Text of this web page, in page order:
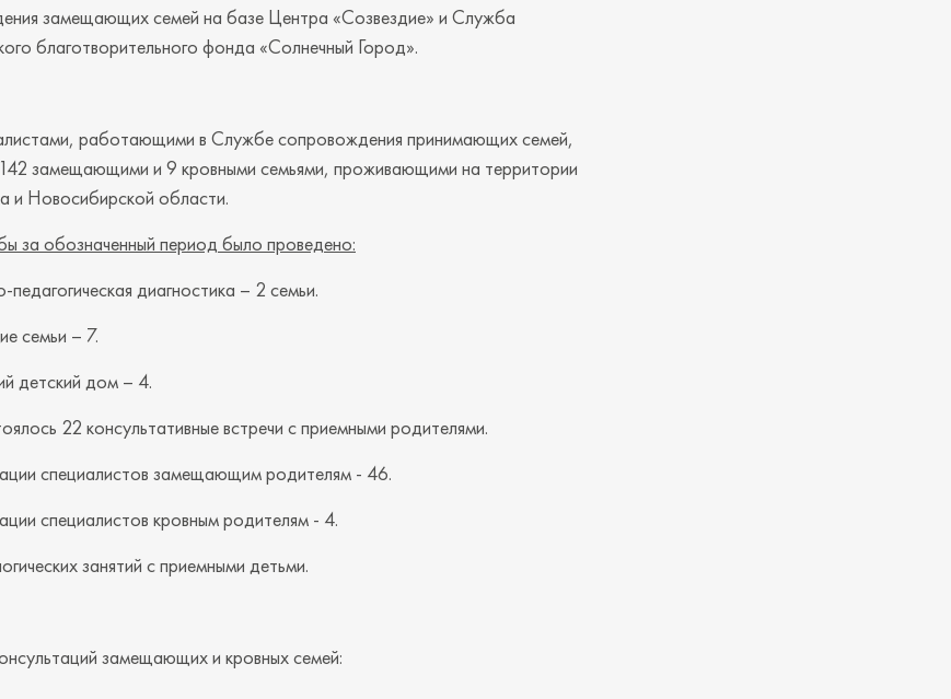
замещающих семей на базе Центра «Созвездие» и Служба
благотворительного фонда «Солнечный Город».
работающими в Службе сопровождения принимающих семей,
замещающими и 9 кровными семьями, проживающими на территории
и Новосибирской области.
за обозначенный период было проведено:
диагностика – 2 семьи.
семьи – 7.
детский дом – 4.
22 консультативные встречи с приемными родителями.
специалистов замещающим родителям - 46.
специалистов кровным родителям - 4.
занятий с приемными детьми.
замещающих и кровных семей: